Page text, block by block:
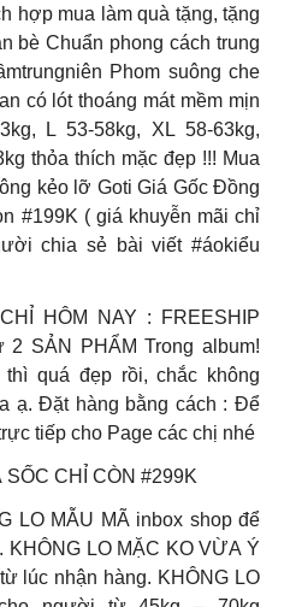
hợp mua làm quà tặng, tặng
bè Chuẩn phong cách trung
Phom suông che
có lót thoáng mát mềm mịn
L 53-58kg, XL 58-63kg,
thỏa thích mặc đẹp !!! Mua
kẻo lỡ Goti Giá Gốc Đồng
#199K ( giá khuyễn mãi chỉ
chia sẻ bài viết #áokiểu
HÔM NAY : FREESHIP
2 SẢN PHẨM Trong album!
thì quá đẹp rồi, chắc không
ạ. Đặt hàng bằng cách : Để
tiếp cho Page các chị nhé
CHỈ CÒN #299K
LO MẪU MÃ inbox shop để
KHÔNG LO MẶC KO VỪA Ý
lúc nhận hàng. KHÔNG LO